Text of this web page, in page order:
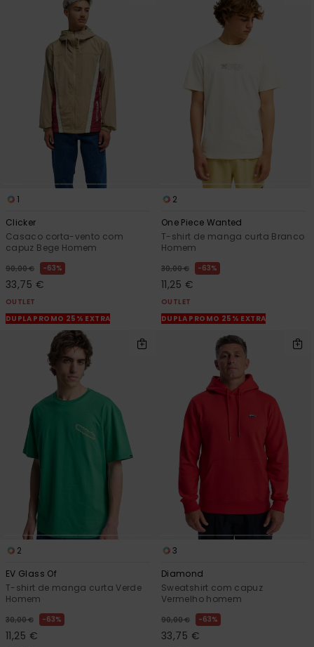
1
Clicker
Casaco corta-vento com
capuz Bege Homem
90,00 € 63%
33,75 €
OUTLET
DUPLA PROMO 25% EXTRA
2
One Piece Wanted
T-shirt de manga curta Branco
Homem
30,00 € 63%
11,25 €
OUTLET
DUPLA PROMO 25% EXTRA
2
EV Glass Of
T-shirt de manga curta Verde
Homem
30,00 € 63%
11,25 €
3
Diamond
Sweatshirt com capuz
Vermelho homem
90,00 € 63%
33,75 €